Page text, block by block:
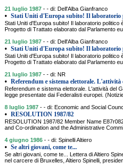
21 luglio 1987 - - di: Dell'Alba Gianfranco
• Stati Uniti d'Europa subito! Il laboratorio
Stati Uniti d'Europa subito! Il laboratorio
Progetto di Trattato elaborato dal Parlamento
21 luglio 1987 - - di: Dell'Alba Gianfranco
• Stati Uniti d'Europa subito! Il laboratorio
Stati Uniti d'Europa subito! Il laboratorio
Progetto di Trattato elaborato dal Parlamento
21 luglio 1987 - - di: NR
• Referendum e sistema elettorale.
Referendum e sistema elettorale. L'attività del
legge presentate dai Federalisti europei.
8 luglio 1987 - - di: Economic and Social
• RESOLUTION 1987/82
RESOLUTION 1987/82 Member Name
and Co-ordination and the Administrative
4 giugno 1986 - - di: Spinelli Altiero
• Se altri giovani, come te...
Se altri giovani, come te... Lettera di Altiero
nel carcere di Bruxelles, Altiero Spinelli,